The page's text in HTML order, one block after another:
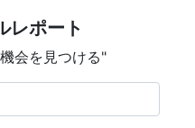
レポート
会を見つける"